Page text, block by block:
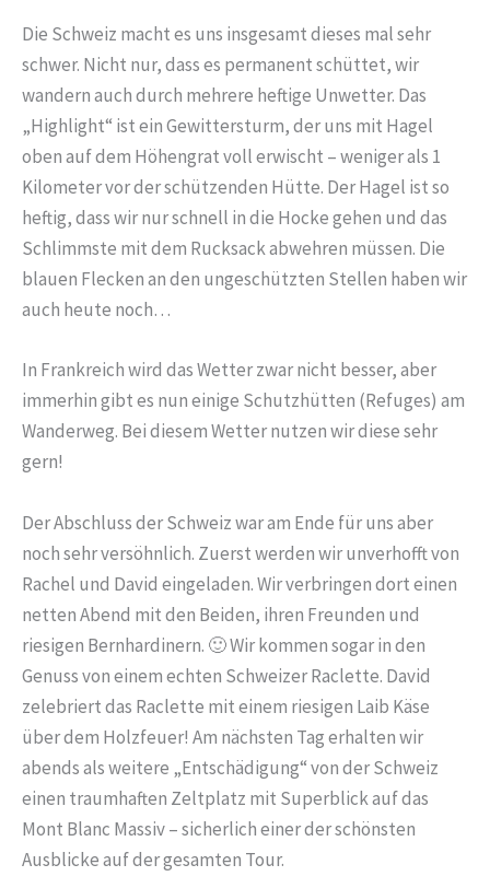
Die Schweiz macht es uns insgesamt dieses mal sehr
schwer. Nicht nur, dass es permanent schüttet, wir
wandern auch durch mehrere heftige Unwetter. Das
„Highlight“ ist ein Gewittersturm, der uns mit Hagel
oben auf dem Höhengrat voll erwischt – weniger als 1
Kilometer vor der schützenden Hütte. Der Hagel ist so
heftig, dass wir nur schnell in die Hocke gehen und das
Schlimmste mit dem Rucksack abwehren müssen. Die
blauen Flecken an den ungeschützten Stellen haben wir
auch heute noch…
In Frankreich wird das Wetter zwar nicht besser, aber
immerhin gibt es nun einige Schutzhütten (Refuges) am
Wanderweg. Bei diesem Wetter nutzen wir diese sehr
gern!
Der Abschluss der Schweiz war am Ende für uns aber
noch sehr versöhnlich. Zuerst werden wir unverhofft von
Rachel und David eingeladen. Wir verbringen dort einen
netten Abend mit den Beiden, ihren Freunden und
riesigen Bernhardinern. 🙂 Wir kommen sogar in den
Genuss von einem echten Schweizer Raclette. David
zelebriert das Raclette mit einem riesigen Laib Käse
über dem Holzfeuer! Am nächsten Tag erhalten wir
abends als weitere „Entschädigung“ von der Schweiz
einen traumhaften Zeltplatz mit Superblick auf das
Mont Blanc Massiv – sicherlich einer der schönsten
Ausblicke auf der gesamten Tour.